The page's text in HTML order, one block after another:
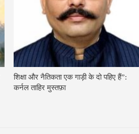
शिक्षा और नैतिकता एक गाड़ी के दो पहिए हैं”:
कर्नल ताहिर मुस्तफ़ा